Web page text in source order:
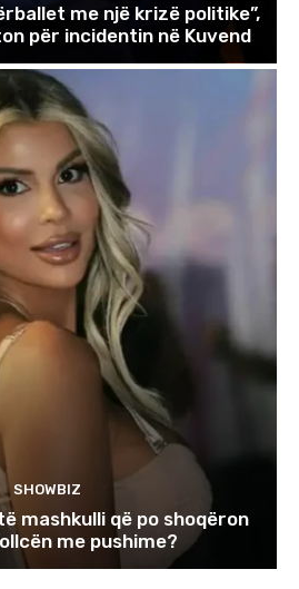
me një krizë politike”,
për incidentin në Kuvend
SHOWBIZ
mashkulli që po shoqëron
me pushime?